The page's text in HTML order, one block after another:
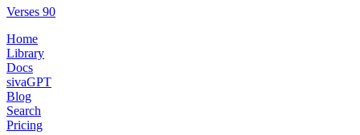
Verses 90
Home
Library
Docs
sivaGPT
Blog
Search
Pricing